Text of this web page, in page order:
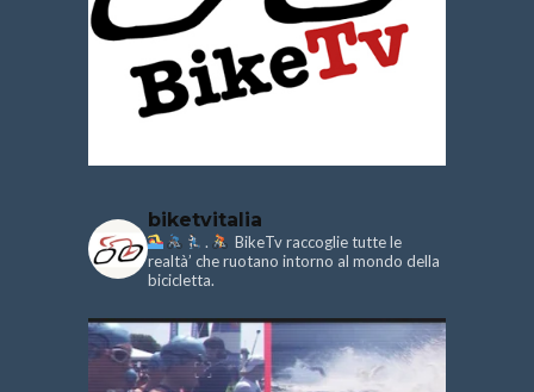
biketvitalia
.
BikeTv raccoglie tutte le
realtà’ che ruotano intorno al mondo della
bicicletta.